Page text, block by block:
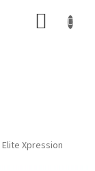
Elite Xpression